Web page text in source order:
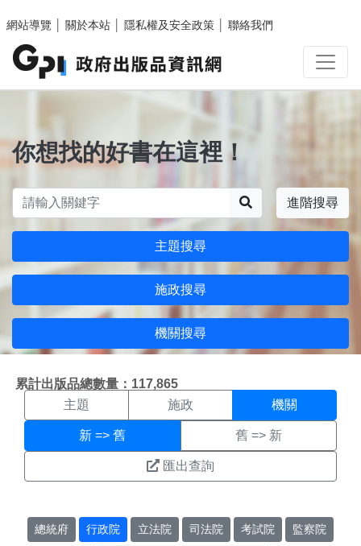
網站導覽
關於本站 隱私權及安全政策 聯絡我們
你想找的好書在這裡！
進階搜尋
主題搜尋
施政搜尋
機關搜尋
累計出版品總數量：117,865
機關搜尋結果頁面
主題 施政 機關
新 => 舊 舊 => 新
匯出查詢
總統府 行政院 立法院 司法院 考試院 監察院